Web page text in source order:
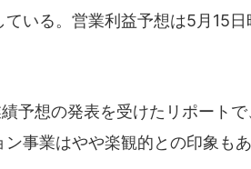
いる。営業利益予想は5月15
予想の発表を受けたリポート
事業はやや楽観的との印象も